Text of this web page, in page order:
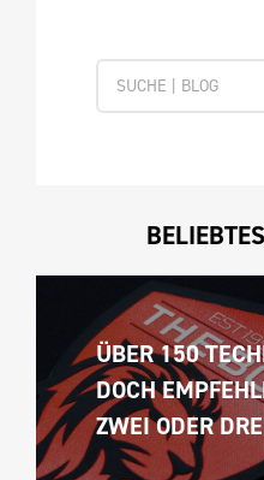
ÜBER 150
DOCH
ZWEI ODER